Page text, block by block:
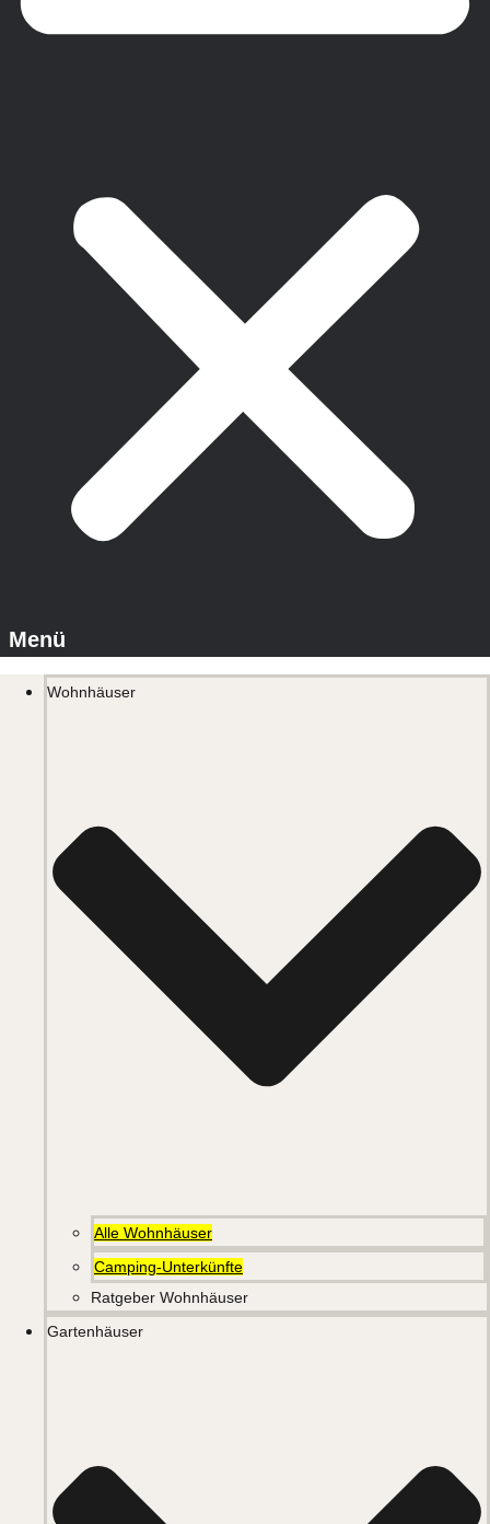
Wohnhäuser
Alle Wohnhäuser
Camping-Unterkünfte
Ratgeber Wohnhäuser
Gartenhäuser